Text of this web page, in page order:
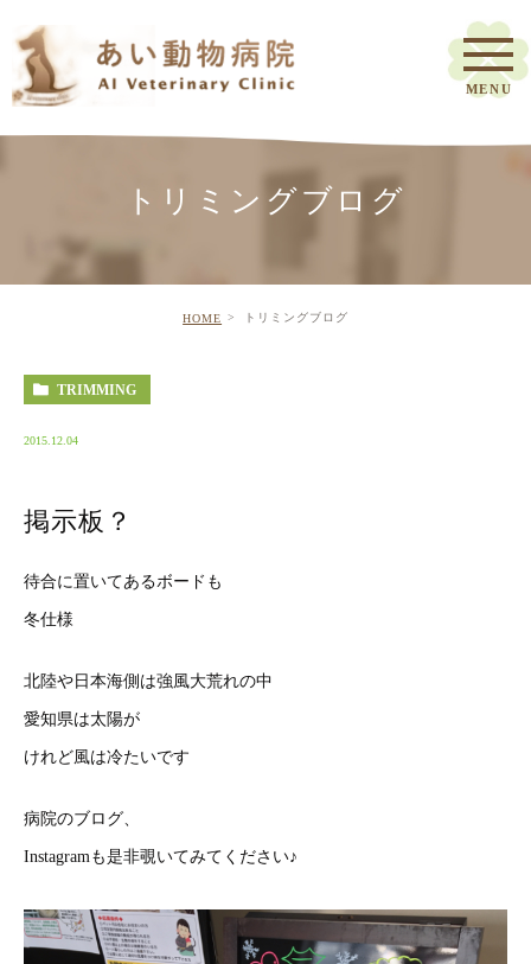
トリミングブログ
HOME トリミングブログ
TRIMMING
2015.12.04
掲示板？
待合に置いてあるボードも
冬仕様
北陸や日本海側は強風大荒れの中
愛知県は太陽が
けれど風は冷たいです
病院のブログ、
Instagramも是非覗いてみてください♪